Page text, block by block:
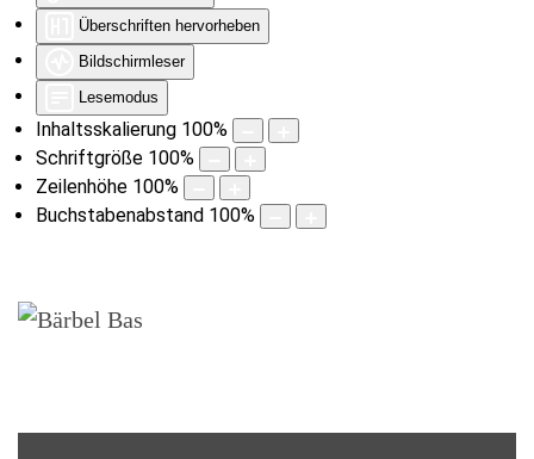
Überschriften hervorheben
Bildschirmleser
Lesemodus
Inhaltsskalierung 100%
Schriftgröße 100%
Zeilenhöhe 100%
Buchstabenabstand 100%